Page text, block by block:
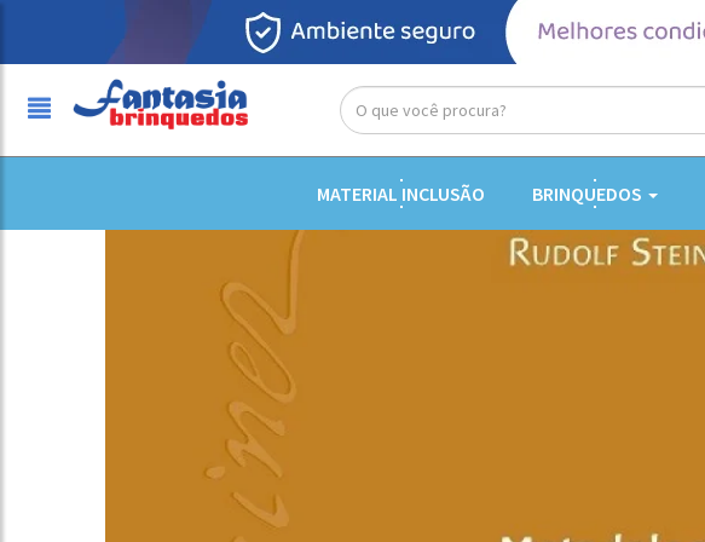
MATERIAL INCLUSÃO BRINQUEDOS
/Livros/Antroposofico Metodologia e Didática - A Ar